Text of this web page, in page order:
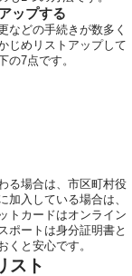
ップする
などの手続きが数多く
じめリストアップして
の7点です。
る場合は、市区町村役
加入している場合は、
トカードはオンライン
ポートは身分証明書と
くと安心です。
スト